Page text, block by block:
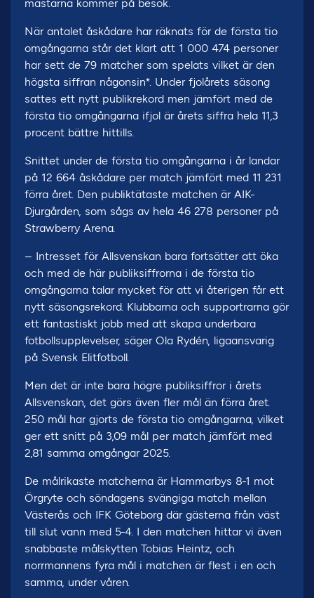
mästarna kommer på besök.
När antalet åskådare har räknats för de första tio
omgångarna står det klart att 1 000 474 personer
har sett de 79 matcher som spelats vilket är den
högsta siffran någonsin*. Under fjolårets säsong
sattes ett nytt publikrekord men jämfört med de
första tio omgångarna ifjol är årets siffra hela 11,3
procent bättre hittills.
Snittet under de första tio omgångarna i år landar
på 12 664 åskådare per match jämfört med 11 231
förra året. Den publiktätaste matchen är AIK-
Djurgården, som sågs av hela 46 278 personer på
Strawberry Arena.
– Intresset för Allsvenskan bara fortsätter att öka
och med de här publiksiffrorna i de första tio
omgångarna talar mycket för att vi återigen får ett
nytt säsongsrekord. Klubbarna och supportrarna gör
ett fantastiskt jobb med att skapa underbara
fotbollsupplevelser, säger Ola Rydén, ligaansvarig
på Svensk Elitfotboll.
Men det är inte bara högre publiksiffror i årets
Allsvenskan, det görs även fler mål än förra året.
250 mål har gjorts de första tio omgångarna, vilket
ger ett snitt på 3,09 mål per match jämfört med
2,81 samma omgångar 2025.
De målrikaste matcherna är Hammarbys 8-1 mot
Örgryte och söndagens svängiga match mellan
Västerås och IFK Göteborg där gästerna från väst
till slut vann med 5-4. I den matchen hittar vi även
snabbaste målskytten Tobias Heintz, och
norrmannens fyra mål i matchen är flest i en och
samma, under våren.